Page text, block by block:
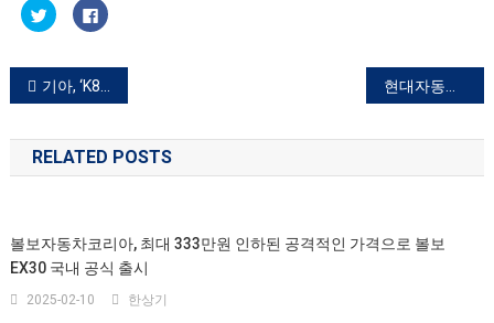
트
위
공
유
하
기
에
서
열
림)
페
이
에
유
하
클
릭
하
세
에
서
열
림)
글
내
비
이
션
기아, ‘K8’ 출시
RELATED POSTS
볼보자동차코리아, 최대 333만원 인하된 공격적인 가격으로 볼보
EX30 국내 공식 출시
2025-02-10 한상기